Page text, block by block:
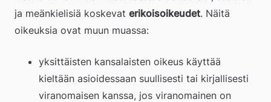
ja meänkielisiä koskevat erikoisoikeudet. Näitä
oikeuksia ovat muun muassa:
yksittäisten kansalaisten oikeus käyttää
kieltään asioidessaan suullisesti tai kirjallisesti
viranomaisen kanssa, jos viranomainen on